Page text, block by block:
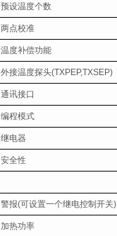
预设温度个数
两点校准
温度补偿功能
外接温度探头(TXPEP,TXSEP)
通讯接口
编程模式
继电器
安全性
警报(可设置一个继电控制开关)
加热功率